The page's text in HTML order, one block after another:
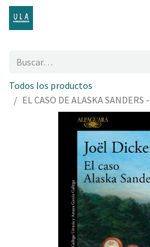
Todos los productos
EL CASO DE ALASKA